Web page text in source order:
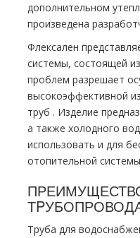
дополнительном
произведена
Флексален
системы, состоящей
проблем разрешает
высокоэффективной
тpуб . Изделие
а также холодного
использовать и для
отопительной
Труба для